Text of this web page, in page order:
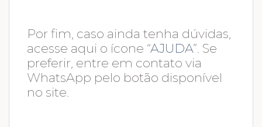
Por fim, caso ainda tenha dúvidas,
acesse aqui o ícone “AJUDA”. Se
preferir, entre em contato via
WhatsApp pelo botão disponível
no site.